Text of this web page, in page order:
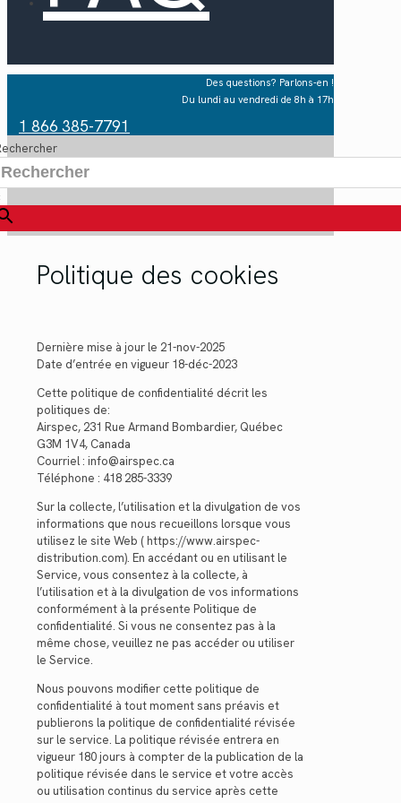
Des questions? Parlons-en !
Du lundi au vendredi de 8h à 17h
1 866 385-7791
Politique des cookies
Dernière mise à jour le 21-nov-2025
Date d’entrée en vigueur 18-déc-2023
Cette politique de confidentialité décrit les
politiques de:
Airspec, 231 Rue Armand Bombardier, Québec
G3M 1V4, Canada
Courriel : info@airspec.ca
Téléphone : 418 285-3339
Sur la collecte, l’utilisation et la divulgation de vos
informations que nous recueillons lorsque vous
utilisez le site Web ( https://www.airspec-
distribution.com). En accédant ou en utilisant le
Service, vous consentez à la collecte, à
l’utilisation et à la divulgation de vos informations
conformément à la présente Politique de
confidentialité. Si vous ne consentez pas à la
même chose, veuillez ne pas accéder ou utiliser
le Service.
Nous pouvons modifier cette politique de
confidentialité à tout moment sans préavis et
publierons la politique de confidentialité révisée
sur le service. La politique révisée entrera en
vigueur 180 jours à compter de la publication de la
politique révisée dans le service et votre accès
ou utilisation continus du service après cette